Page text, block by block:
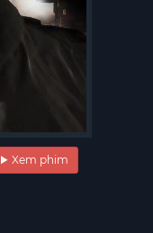
Xem phim